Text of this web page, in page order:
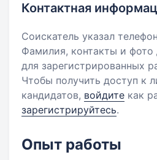
Контактная
Соискатель указал телефон
Фамилия, контакты и фото
для зарегистрированных
Чтобы получить доступ к
кандидатов, войдите как
зарегистрируйтесь.
Опыт работы